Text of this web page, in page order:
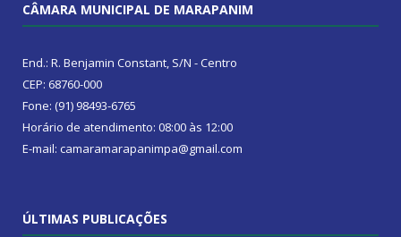
CÂMARA MUNICIPAL DE MARAPANIM
End.: R. Benjamin Constant, S/N - Centro
CEP: 68760-000
Fone: (91) 98493-6765
Horário de atendimento: 08:00 às 12:00
E-mail: camaramarapanimpa@gmail.com
ÚLTIMAS PUBLICAÇÕES